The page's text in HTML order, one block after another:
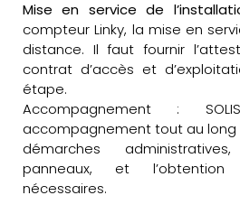
Mise en service de
compteur Linky, la mise en
distance. Il faut fournir
contrat d’accès et
étape.
Accompagnement :
accompagnement tout au long
démarches
panneaux, et l’obtention
nécessaires.